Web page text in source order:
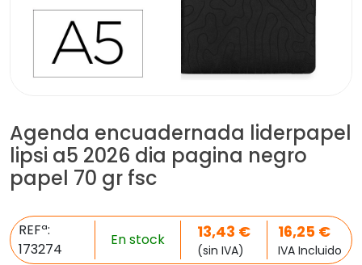
Agenda encuadernada liderpapel
lipsi a5 2026 dia pagina negro
papel 70 gr fsc
REFª:
173274
En stock 13,43 €
(sin IVA)
16,25 €
IVA Incluido